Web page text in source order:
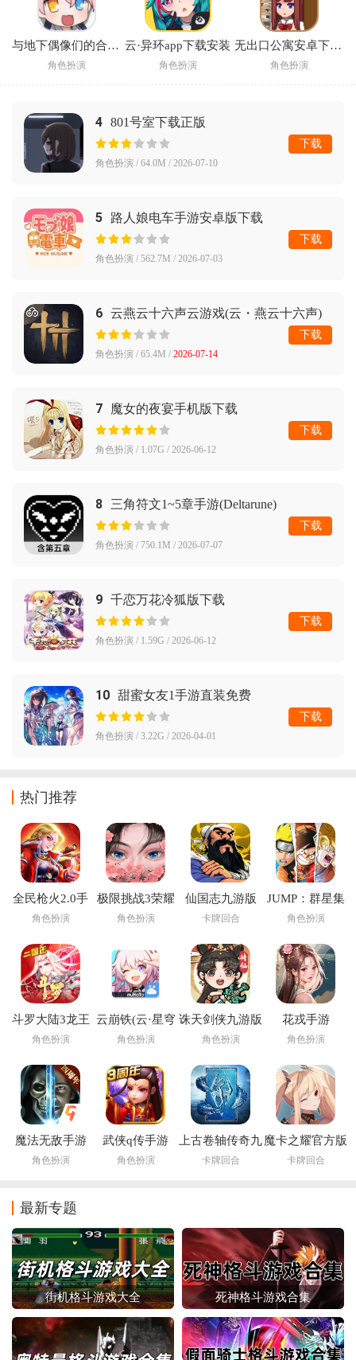
与地下偶像们的合宿生活手游
角色扮演
云·异环app下载安装
角色扮演
无出口公寓安卓下载汉化版2026
角色扮演
4 801号室下载正版
角色扮演 / 64.0M / 2026-07-10
下载
5 路人娘电车手游安卓版下载
角色扮演 / 562.7M / 2026-07-03
下载
6 云燕云十六声云游戏(云・燕云十六声)
角色扮演 / 65.4M / 2026-07-14
下载
7 魔女的夜宴手机版下载
角色扮演 / 1.07G / 2026-06-12
下载
8 三角符文1~5章手游(Deltarune)
角色扮演 / 750.1M / 2026-07-07
下载
9 千恋万花冷狐版下载
角色扮演 / 1.59G / 2026-06-12
下载
10 甜蜜女友1手游直装免费
角色扮演 / 3.22G / 2026-04-01
下载
热门推荐
全民枪火2.0手
游
角色扮演
极限挑战3荣耀
之战手游
角色扮演
仙国志九游版
卡牌回合
JUMP：群星集
结下载安装
角色扮演
斗罗大陆3龙王
传说官方版
角色扮演
云崩铁(云·星穹
铁道)
角色扮演
诛天剑侠九游版
角色扮演
花戎手游
角色扮演
魔法无敌手游
角色扮演
武侠q传手游
角色扮演
上古卷轴传奇九
游版
卡牌回合
魔卡之耀官方版
卡牌回合
最新专题
街机格斗游戏大全 死神格斗游戏合集